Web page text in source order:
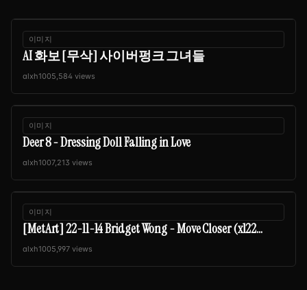
이미지
AI 화보 [무삭] 사이버펑크 그녀들
alxh1005,584 views
이미지
Deer 8 - Dressing Doll Falling in Love
alxh1007,213 views
이미지
[MetArt] 22-11-14 Bridget Wong - Move Closer (x122...
alxh1005,997 views